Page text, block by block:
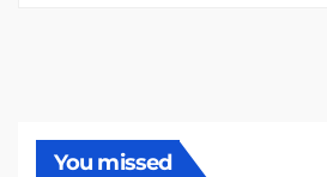
You missed